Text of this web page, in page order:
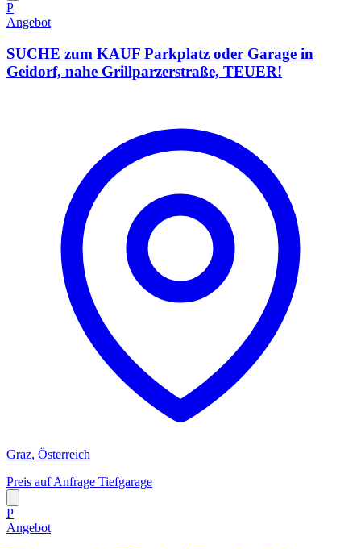
P
Angebot
SUCHE zum KAUF Parkplatz oder Garage in
Geidorf, nahe Grillparzerstraße, TEUER!
Graz, Österreich
Preis auf Anfrage Tiefgarage
P
Angebot